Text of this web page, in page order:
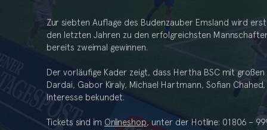
Zur siebten Auflage des Budenzauber Emsland wird
den letzten Jahren zu den erfolgreichsten
bereits zweimal gewinnen.
Der vorläufige Kader zeigt, dass Hertha BSC mit
Dardai, Gabor Kiraly, Michael Hartmann, Sofian
Interesse bekundet.
Tickets sind im Onlineshop, unter der Hotline: 01806 –